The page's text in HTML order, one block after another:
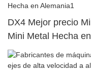
DX4 Mejor precio
Mini Metal Hecha